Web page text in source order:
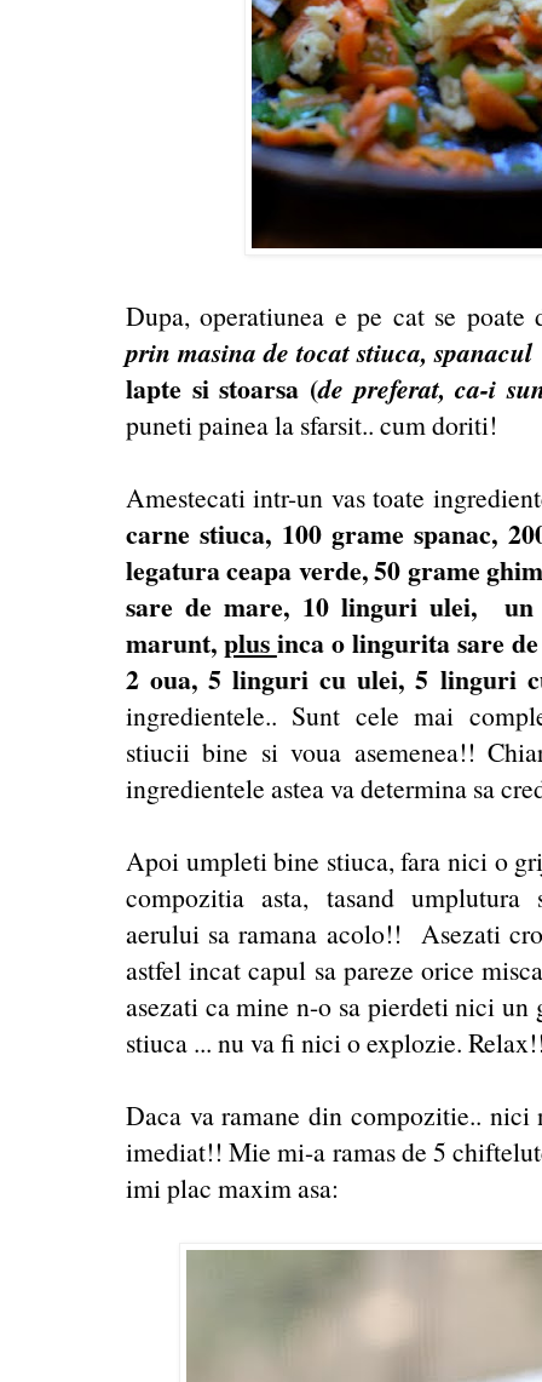
Dupa, operatiunea e pe cat se
prin masina de tocat stiuca, spanacul
lapte si stoarsa (de preferat, ca-i
puneti painea la sfarsit.. cum doriti!
Amestecati intr-un vas toate
carne stiuca, 100 grame spanac,
legatura ceapa verde, 50 grame
sare de mare, 10 linguri ulei, un
marunt,plusinca o lingurita sare
2 oua, 5 linguri cu ulei, 5 linguri
ingredientele.. Sunt cele mai
stiucii bine si voua asemenea!!
ingredientele astea va determina sa
Apoi umpleti bine stiuca, fara nici o
compozitia asta, tasand umplutura
aerului sa ramana acolo!! Asezati
astfel incat capul sa pareze orice
asezati ca mine n-o sa pierdeti nici
stiuca ... nu va fi nici o explozie.
Daca va ramane din compozitie..
imediat!! Mie mi-a ramas de 5
imi plac maxim asa: